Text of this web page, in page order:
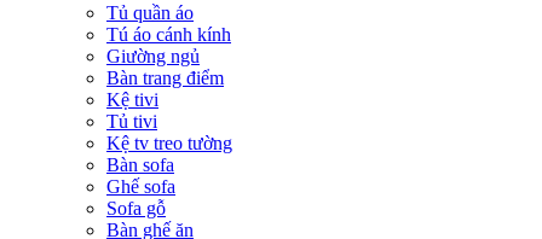
Tủ quần áo
Tú áo cánh kính
Giường ngủ
Bàn trang điểm
Kệ tivi
Tủ tivi
Kệ tv treo tường
Bàn sofa
Ghế sofa
Sofa gỗ
Bàn ghế ăn